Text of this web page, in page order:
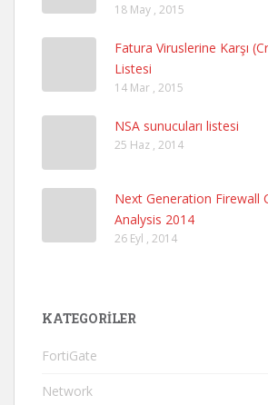
18 May , 2015
Fatura Viruslerine Karşı
Listesi
14 Mar , 2015
NSA sunucuları listesi
25 Haz , 2014
Next Generation Firewall
Analysis 2014
26 Eyl , 2014
KATEGORILER
FortiGate
Network